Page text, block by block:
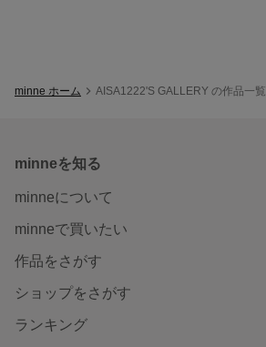
minne ホーム AISA1222'S GALLERY の作品一覧
minneを知る
minneについて
minneで買いたい
作品をさがす
ショップをさがす
ランキング